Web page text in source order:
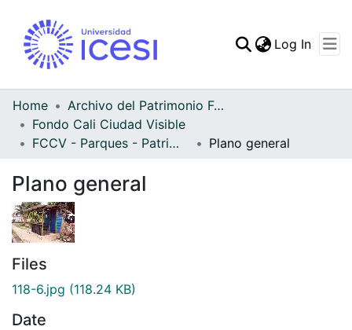
Log In
Home
Archivo del Patrimonio Fotográfico y Fílmico del Valle del Cauca
Fondo Cali Ciudad Visible
FCCV - Parques - Patrimonial
Plano general
Plano general
Files
118-6.jpg (118.24 KB)
Date